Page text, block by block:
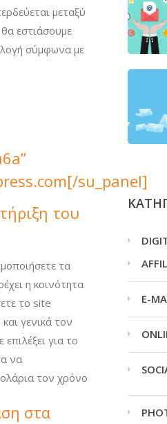
μεταξύ
εστιάσουμε
σύμφωνα με
su_panel]
του
τα
η κοινότητα
το site
γενικά τον
για το
να
τον χρόνο
στα
E-